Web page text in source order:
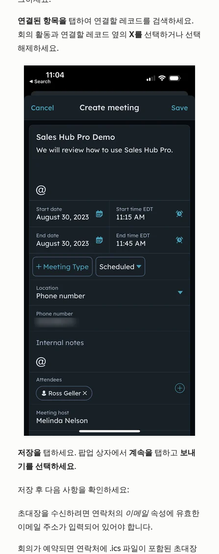
연결된 항목을 탭하여 연결할 레코드를 검색하세요.
회의 활동과 연결할 레코드 옆의 X를 선택하거나 선택
해제하세요.
저장을 탭하세요. 팝업 상자에서 계속을 탭하고 보내
기를 선택하세요.
저장 후 다음 사항을 확인하세요:
초대장을 수신하려면 연락처의 이메일속성에 유효한
이메일 주소가 입력되어 있어야 합니다.
회의가 예약되면 연락처에 .ics 파일이 포함된 초대장